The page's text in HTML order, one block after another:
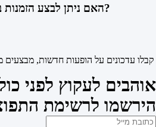
האם ניתן לבצע הזמנות באמצעות נציג טלפוני?
קבלו עדכונים על הופעות חדשות, מבצעים
אוהבים לעקוץ לפני
הירשמו לרשימת